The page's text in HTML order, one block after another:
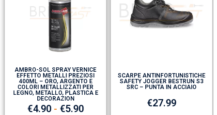
AMBRO-SOL SPRAY VERNICE
EFFETTO METALLI PREZIOSI
400ML – ORO, ARGENTO E
COLORI METALLIZZATI PER
LEGNO, METALLO, PLASTICA E
DECORAZION
€4.90 - €5.90
SCARPE ANTINFORTUNISTICHE
SAFETY JOGGER BESTRUN S3
SRC – PUNTA IN ACCIAIO
€27.99